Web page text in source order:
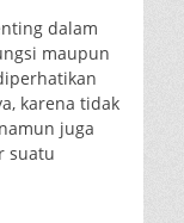
dalam
maupun
karena tidak
juga
suatu